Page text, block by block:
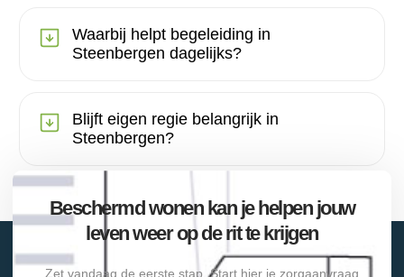
Waarbij helpt begeleiding in
Steenbergen dagelijks?
Blijft eigen regie belangrijk in
Steenbergen?
Beschermd wonen kan je helpen jouw
leven weer op de rit te krijgen
Zet vandaag de eerste stap. Start hier je zorgaanvraag